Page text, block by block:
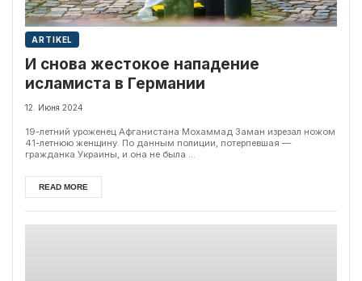
ARTIKEL
И снова жестокое нападение
исламиста в Германии
12. Июня 2024
19-летний уроженец Афганистана Мохаммад Заман изрезал ножом
41-летнюю женщину. По данным полиции, потерпевшая —
гражданка Украины, и она не была ...
READ MORE